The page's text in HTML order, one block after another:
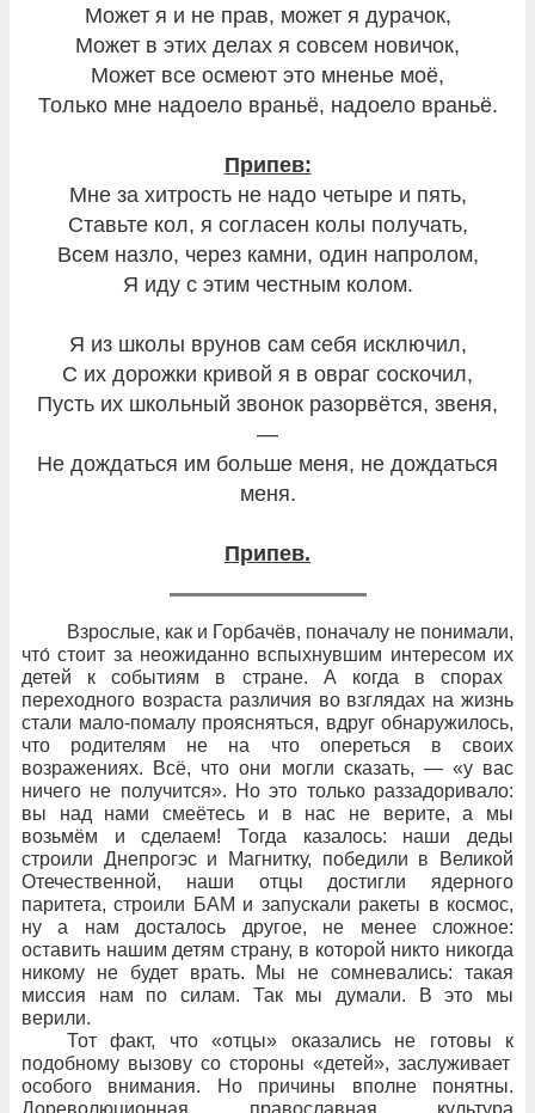
Может я и не прав, может я дурачок,
Может в этих делах я совсем новичок,
Может все осмеют это мненье моё,
Только мне надоело враньё, надоело враньё.
Припев:
Мне за хитрость не надо четыре и пять,
Ставьте кол, я согласен колы получать,
Всем назло, через камни, один напролом,
Я иду с этим честным колом.
Я из школы врунов сам себя исключил,
С их дорожки кривой я в овраг соскочил,
Пусть их школьный звонок разорвётся, звеня,
—
Не дождаться им больше меня, не дождаться
меня.
Припев.
Взрослые, как и Горбачёв, поначалу не понимали,
что́ стоит за неожиданно вспыхнувшим интересом их
детей к
событиям в стране. А когда в
спорах
переходного возраста различия во взглядах на жизнь
стали мало-помалу проясняться, вдруг обнаружилось,
что
родителям не на что опереться в
своих
возражениях. Всё, что они могли сказать, — «у вас
ничего не получится». Но это только раззадоривало:
вы над
нами смеётесь и в нас не верите, а
мы
возьмём и
сделаем! Тогда казалось: наши деды
строили Днепрогэс и
Магнитку, победили в
Великой
Отечественной, наши отцы достигли ядерного
паритета, строили БАМ и запускали ракеты в космос,
ну
а нам досталось другое, не
менее сложное:
оставить нашим детям страну, в которой никто никогда
никому не
будет врать. Мы не сомневались: такая
миссия нам по
силам. Так мы думали. В
это мы
верили.
Тот факт, что
«отцы» оказались не
готовы к
подобному вызову со стороны «детей», заслуживает
особого внимания. Но
причины вполне понятны.
Дореволюционная православная культура